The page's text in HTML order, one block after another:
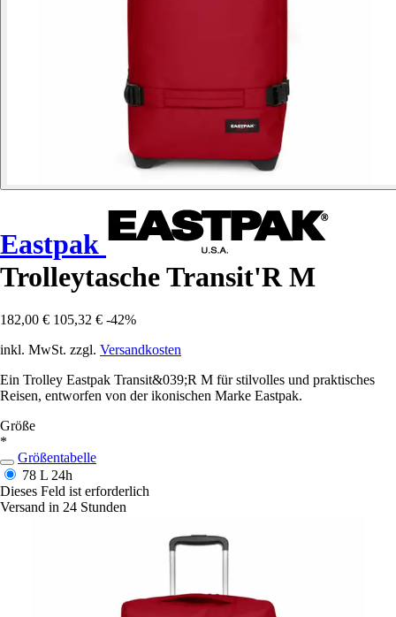
Eastpak
Trolleytasche Transit'R M
182,00 € 105,32 € -42%
inkl. MwSt. zzgl. Versandkosten
Ein Trolley Eastpak Transit&039;R M für stilvolles und praktisches
Reisen, entworfen von der ikonischen Marke Eastpak.
Größe
*
Größentabelle
78 L 24h
Dieses Feld ist erforderlich
Versand in 24 Stunden